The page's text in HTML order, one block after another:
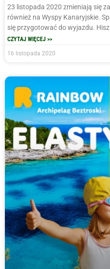
23 listopada 2020 zmieniają się
również na Wyspy Kanaryjskie.
się przygotować do wyjazdu.
CZYTAJ WIĘCEJ >>
16 listopada 2020